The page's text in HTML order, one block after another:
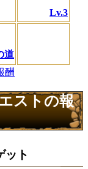
Lv.3
道
酬
ストの報
ット